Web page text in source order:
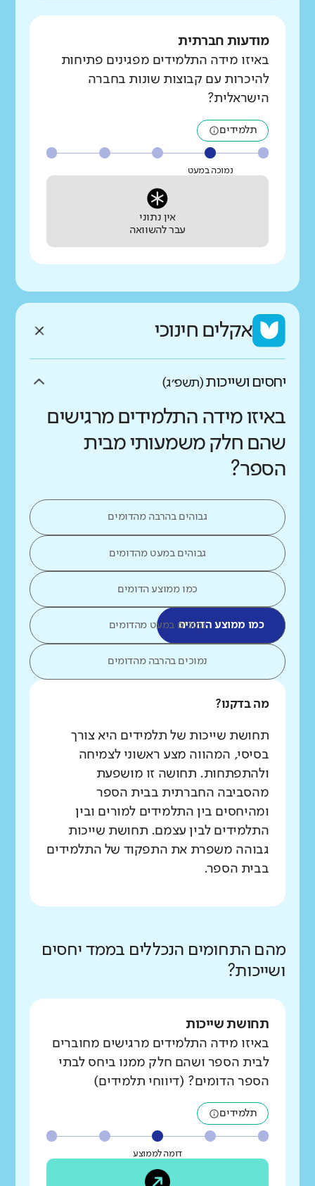
מודעות חברתית
באיזו מידה התלמידים מפגינים פתיחות
להיכרות עם קבוצות שונות בחברה
הישראלית?
תלמידים
נמוכה במעט
אין נתוני
עבר להשוואה
אקלים חינוכי
יחסים ושייכות(תשפ״ג)
באיזו מידה התלמידים מרגישים
שהם חלק משמעותי מבית
הספר?
גבוהים בהרבה מהדומים
גבוהים במעט מהדומים
כמו ממוצע הדומים
כמו ממוצע הדומיםנמוכים במעט מהדומים
נמוכים בהרבה מהדומים
מה בדקנו?
תחושת שייכות של תלמידים היא צורך
בסיסי, המהווה מצע ראשוני לצמיחה
ולהתפתחות. תחושה זו מושפעת
מהסביבה החברתית בבית הספר
ומהיחסים בין התלמידים למורים ובין
התלמידים לבין עצמם. תחושת שייכות
גבוהה משפרת את התפקוד של התלמידים
בבית הספר.
מהם התחומים הנכללים בממד יחסים
ושייכות?
תחושת שייכות
באיזו מידה התלמידים מרגישים מחוברים
לבית הספר ושהם חלק ממנו ביחס לבתי
הספר הדומים? (דיווחי תלמידים)
תלמידים
דומה לממוצע